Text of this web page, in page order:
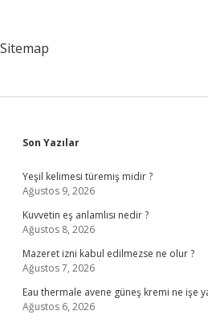
Sitemap
Sidebar
Son Yazılar
Yeşil kelimesi türemiş midir ?
Ağustos 9, 2026
Kuvvetin eş anlamlısı nedir ?
Ağustos 8, 2026
Mazeret izni kabul edilmezse ne olur ?
Ağustos 7, 2026
Eau thermale avene güneş kremi ne işe
Ağustos 6, 2026